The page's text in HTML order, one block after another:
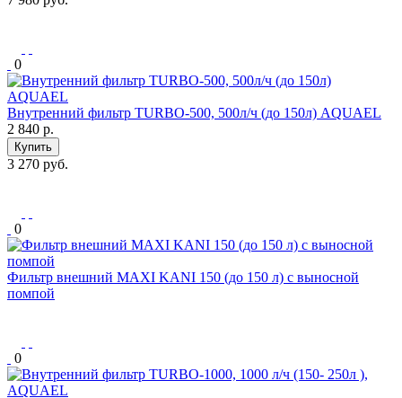
0
Внутренний фильтр TURBO-500, 500л/ч (до 150л) AQUAEL
2 840 р.
Купить
3 270 руб.
0
Фильтр внешний MAXI KANI 150 (до 150 л) с выносной
помпой
0